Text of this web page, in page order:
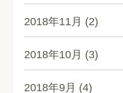
2018年11月 (2)
2018年10月 (3)
2018年9月 (4)